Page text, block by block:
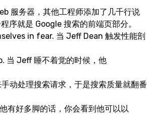
服务器，其他工程师添加了几千行说
序就是 Google 搜索的前端页部分。
in fear. 当 Jeff Dean 触发性能剖
当 Jeff 睡不着觉的时候，他
动处理搜索请求，于是搜索质量就翻番
有好多脚的话，你会看到他可以以